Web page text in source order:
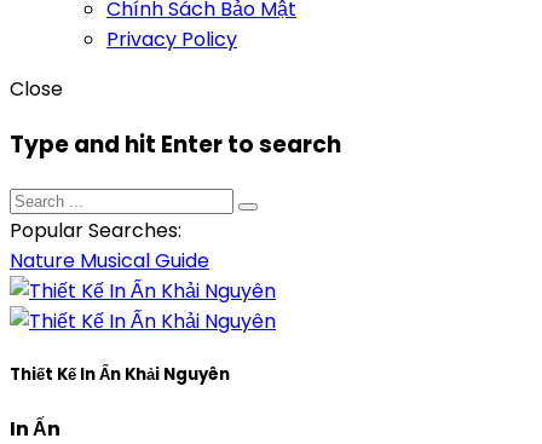
Chính Sách Bảo Mật
Privacy Policy
Close
Type and hit Enter to search
Popular Searches:
Nature MusicalGuide
Thiết Kế In Ấn Khải Nguyên
In Ấn